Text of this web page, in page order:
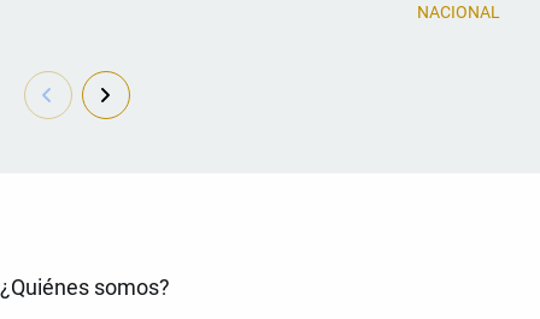
NACIONAL
¿Quiénes somos?